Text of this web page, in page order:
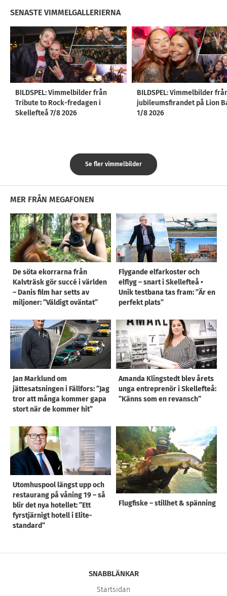
SENASTE VIMMELGALLERIERNA
BILDSPEL: Vimmelbilder från
Tribute to Rock-fredagen i
Skellefteå 7/8 2026
BILDSPEL: Vimmelbilder
jubileumsfirandet på Lion
1/8 2026
Se fler vimmelbilder
MER FRÅN MEGAFONEN
De söta ekorrarna från
Kalvträsk gör succé i världen
– Danis film har setts av
miljoner: ”Väldigt oväntat”
Flygande elfarkoster och
elflyg – snart i Skellefteå •
Unik testbana tas fram: ”Är en
perfekt plats”
Jan Marklund om
jättesatsningen i Fällfors: ”Jag
tror att många kommer gapa
stort när de kommer hit”
Amanda Klingstedt blev årets
unga entreprenör i Skellefteå:
”Känns som en revansch”
Utomhuspool längst upp och
restaurang på våning 19 – så
blir det nya hotellet: ”Ett
fyrstjärnigt hotell i Elite-
standard”
Flugfiske – stillhet & spänning
SNABBLÄNKAR
Startsidan